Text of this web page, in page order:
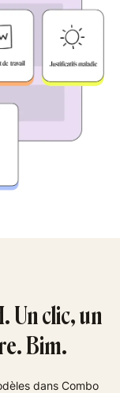
Un clic, un
Bim.
dans Combo